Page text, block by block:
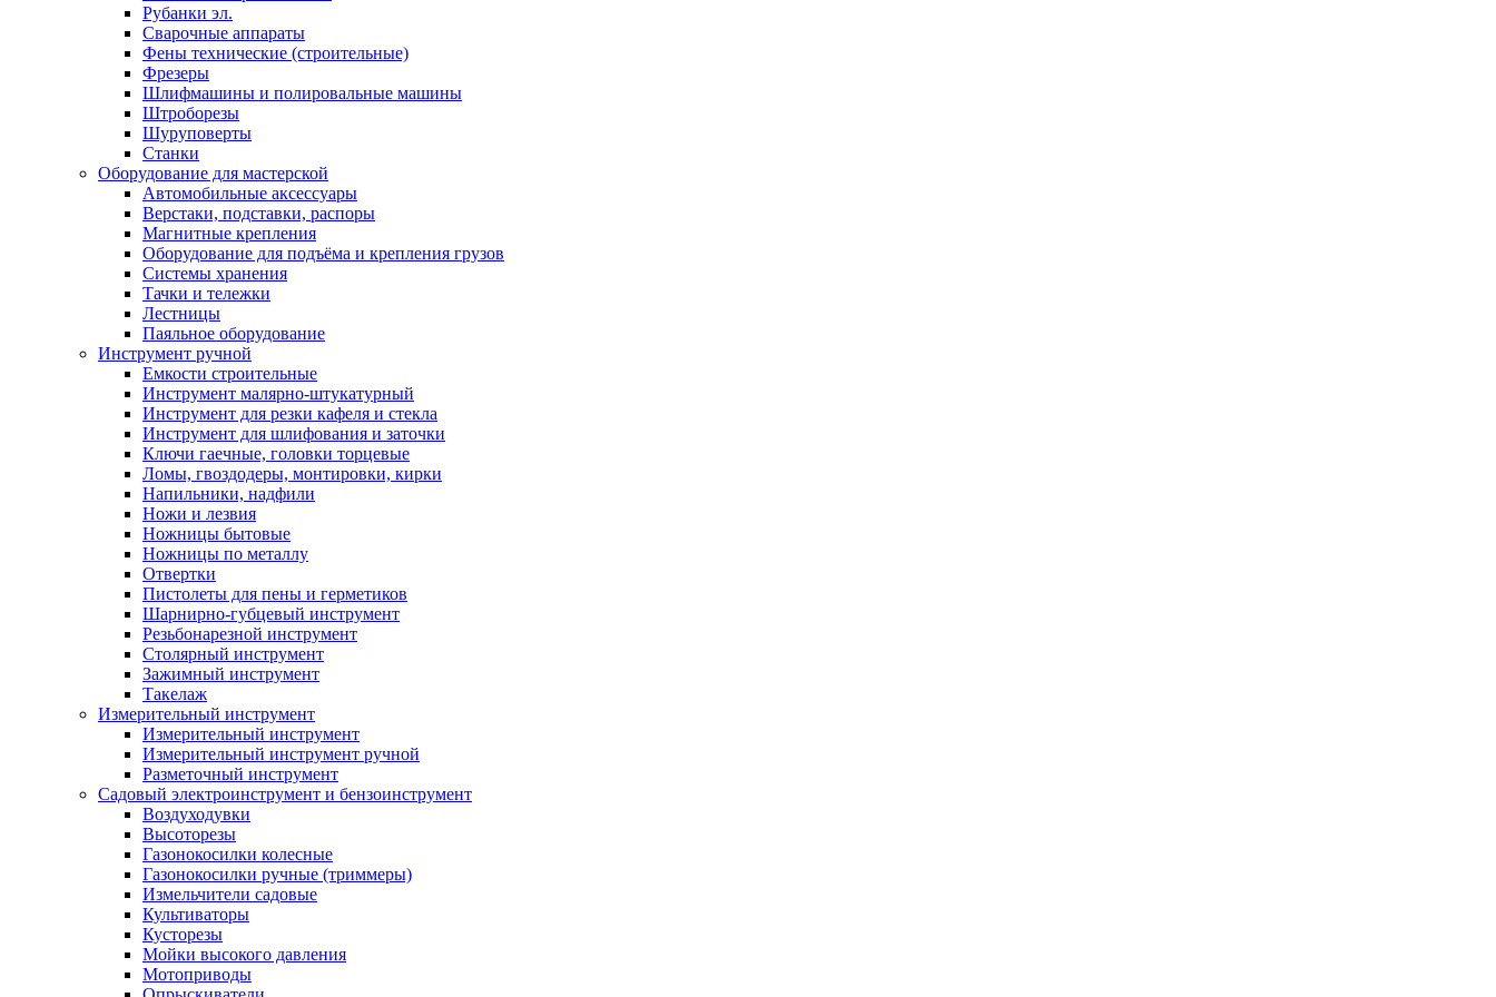
Рубанки эл.
Сварочные аппараты
Фены технические (строительные)
Фрезеры
Шлифмашины и полировальные машины
Штроборезы
Шуруповерты
Станки
Оборудование для мастерской
Автомобильные аксессуары
Верстаки, подставки, распоры
Магнитные крепления
Оборудование для подъёма и крепления грузов
Системы хранения
Тачки и тележки
Лестницы
Паяльное оборудование
Инструмент ручной
Емкости строительные
Инструмент малярно-штукатурный
Инструмент для резки кафеля и стекла
Инструмент для шлифования и заточки
Ключи гаечные, головки торцевые
Ломы, гвоздодеры, монтировки, кирки
Напильники, надфили
Ножи и лезвия
Ножницы бытовые
Ножницы по металлу
Отвертки
Пистолеты для пены и герметиков
Шарнирно-губцевый инструмент
Резьбонарезной инструмент
Столярный инструмент
Зажимный инструмент
Такелаж
Измерительный инструмент
Измерительный инструмент
Измерительный инструмент ручной
Разметочный инструмент
Садовый электроинструмент и бензоинструмент
Воздуходувки
Высоторезы
Газонокосилки колесные
Газонокосилки ручные (триммеры)
Измельчители садовые
Культиваторы
Кусторезы
Мойки высокого давления
Мотоприводы